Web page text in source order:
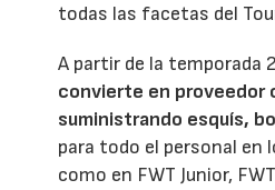
todas las facetas del
A partir de la temporada
convierte en proveedor
suministrando esquís,
para todo el personal en
como en FWT Junior,